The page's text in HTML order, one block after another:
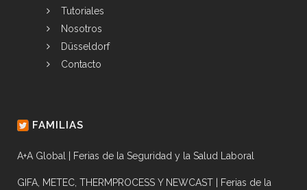
Tutoriales
Nosotros
Düsseldorf
Contacto
FAMILIAS
A+A Global | Ferias de la Seguridad y la Salud Laboral
GIFA, METEC, THERMPROCESS Y NEWCAST | Ferias de la